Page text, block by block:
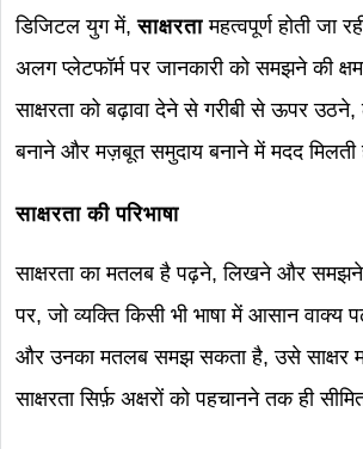
डिजिटल युग में,साक्षरतामहत्वपूर्ण होती जा
अलग प्लेटफॉर्म पर जानकारी को समझने की
साक्षरता को बढ़ावा देने से गरीबी से ऊपर
बनाने और मज़बूत समुदाय बनाने में मदद मिलती
साक्षरता की परिभाषा
साक्षरता का मतलब है पढ़ने, लिखने और समझने
पर, जो व्यक्ति किसी भी भाषा में आसान
और उनका मतलब समझ सकता है, उसे साक्षर
साक्षरता सिर्फ़ अक्षरों को पहचानने तक ही